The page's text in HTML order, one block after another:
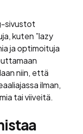
sivustot
kuten ”lazy
ja optimoituja
niin, että
ilman,
tai viiveitä.